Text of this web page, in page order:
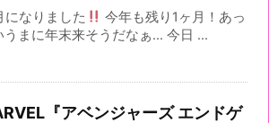
になりました
今年も残り1ヶ月！あっ
うまに年末来そうだなぁ… 今日 ...
『アベンジャーズ エンドゲ